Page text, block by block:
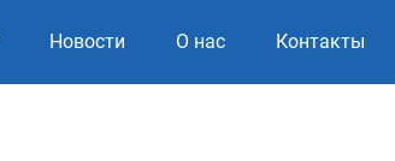
Новости О нас Контакты